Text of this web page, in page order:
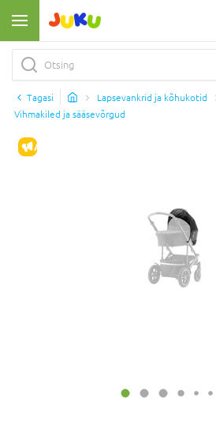
Tagasi Lapsevankrid ja kõhukotid
Vihmakiled ja sääsevõrgud
ALLAHINDLUS